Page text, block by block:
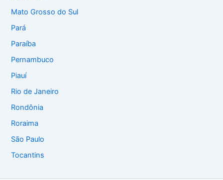
Mato Grosso do Sul
Pará
Paraíba
Pernambuco
Piauí
Rio de Janeiro
Rondônia
Roraima
São Paulo
Tocantins